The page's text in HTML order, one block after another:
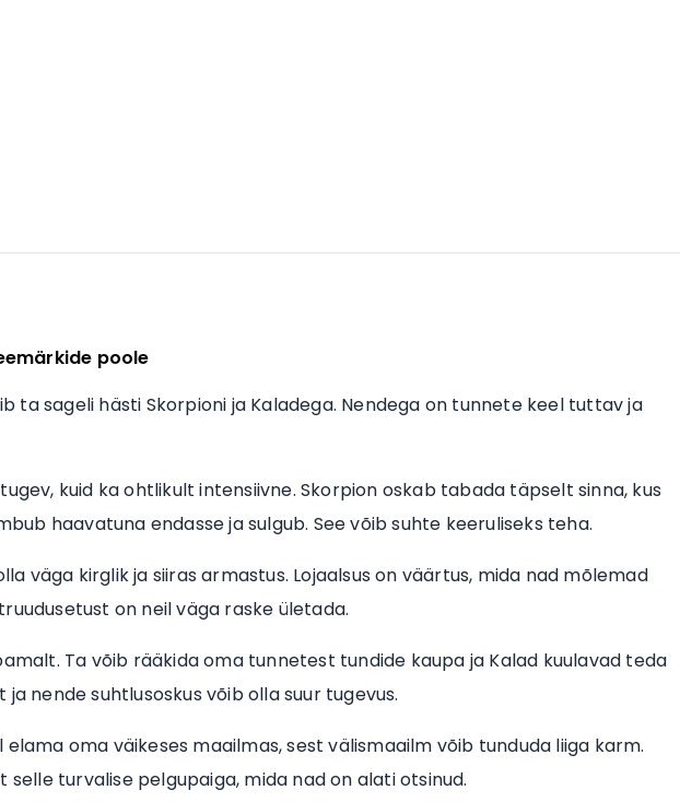
poole
ta sageli hästi Skorpioni ja Kaladega. Nendega on tunnete keel tuttav ja
kuid ka ohtlikult intensiivne. Skorpion oskab tabada täpselt sinna, kus
haavatuna endasse ja sulgub. See võib suhte keeruliseks teha.
väga kirglik ja siiras armastus. Lojaalsus on väärtus, mida nad mõlemad
on neil väga raske ületada.
Ta võib rääkida oma tunnetest tundide kaupa ja Kalad kuulavad teda
nende suhtlusoskus võib olla suur tugevus.
elama oma väikeses maailmas, sest välismaailm võib tunduda liiga karm.
selle turvalise pelgupaiga, mida nad on alati otsinud.